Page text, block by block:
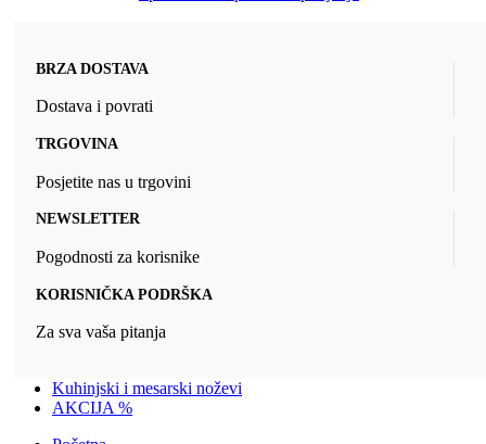
BRZA DOSTAVA
Dostava i povrati
TRGOVINA
Posjetite nas u trgovini
NEWSLETTER
Pogodnosti za korisnike
KORISNIČKA PODRŠKA
Za sva vaša pitanja
Kuhinjski i mesarski noževi
AKCIJA %